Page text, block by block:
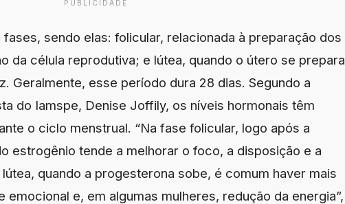
PUBLICIDADE
sendo elas: folicular, relacionada à preparação dos
da célula reprodutiva; e lútea, quando o útero se prepara
Geralmente, esse período dura 28 dias. Segundo a
do Iamspe, Denise Joffily, os níveis hormonais têm
o ciclo menstrual. “Na fase folicular, logo após a
estrogênio tende a melhorar o foco, a disposição e a
quando a progesterona sobe, é comum haver mais
emocional e, em algumas mulheres, redução da energia”,